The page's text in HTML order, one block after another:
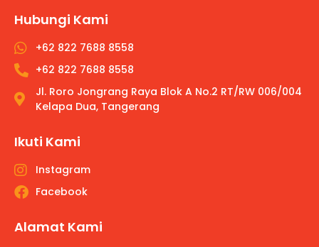
Hubungi Kami
+62 822 7688 8558
+62 822 7688 8558
Jl. Roro Jongrang Raya Blok A No.2 RT/RW 006/004
Kelapa Dua, Tangerang
Ikuti Kami
Instagram
Facebook
Alamat Kami